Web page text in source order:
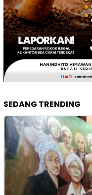
SEDANG TRENDING